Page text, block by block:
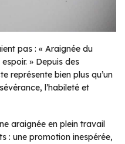
pas : « Araignée du
» Depuis des
représente bien plus qu’un
l’habileté et
araignée en plein travail
: une promotion inespérée,